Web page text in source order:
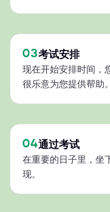
03考试安排
现在开始安排时间，
很乐意为您提供帮助。
04通过考试
在重要的日子里，坐
现。